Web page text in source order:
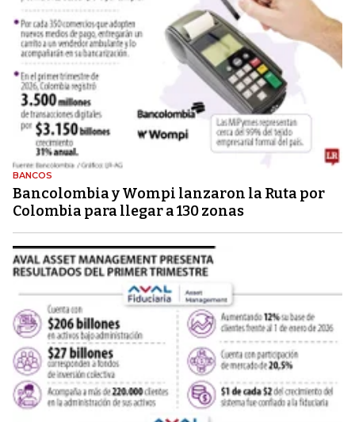
BANCOS
Bancolombia y Wompi lanzaron la Ruta por
Colombia para llegar a 130 zonas